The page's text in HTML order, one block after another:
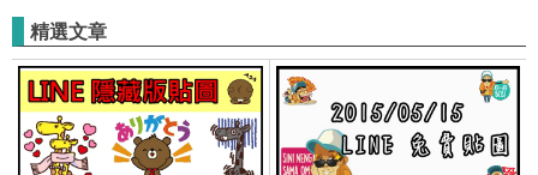
精選文章